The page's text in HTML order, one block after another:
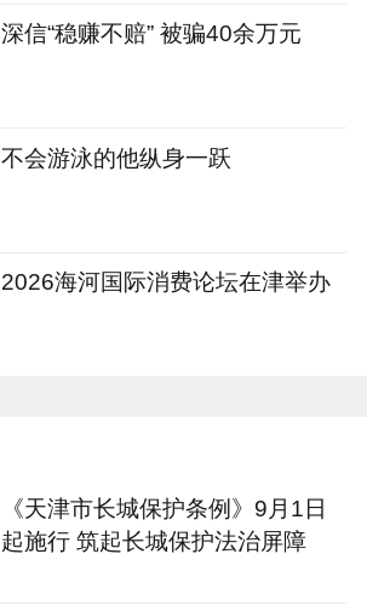
深信“稳赚不赔” 被骗40余万元
不会游泳的他纵身一跃
2026海河国际消费论坛在津举办
《天津市长城保护条例》9月1日
起施行 筑起长城保护法治屏障